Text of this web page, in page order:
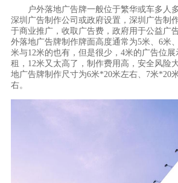
户外落地广告牌一般位于繁华或车多人
深圳广告制作公司或政府设置，深圳广告制
于商业推广，收取广告费，政府用于公益广
外落地广告牌制作牌面高度通常为5米、6米
米与12米的也有，但是很少，4米的广告位
租，12米又太高了，制作费用高，安全风险
地广告牌制作尺寸为6米*20米左右、7米*20
右。